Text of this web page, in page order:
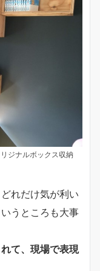
ジナルボックス収納
れだけ気が利い
うところも大事
て、現場で表現